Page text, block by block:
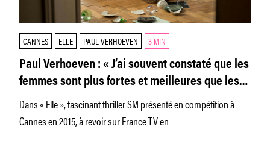
CANNES ELLE PAUL VERHOEVEN 3 MIN
Paul Verhoeven : « J’ai souvent constaté que les
femmes sont plus fortes et meilleures que les
hommes »
Dans « Elle », fascinant thriller SM présenté en compétition à
Cannes en 2015, à revoir sur France TV en